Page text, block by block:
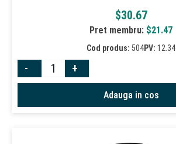
$30.67
Pret membru: $21.47
Cod produs: 504PV: 12.34
- +
Adauga in cos